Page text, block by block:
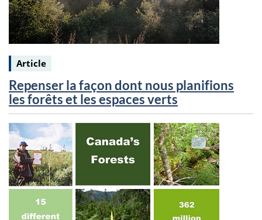
Keywords:
Article
Repenser la façon dont nous planifions
les forêts et les espaces verts